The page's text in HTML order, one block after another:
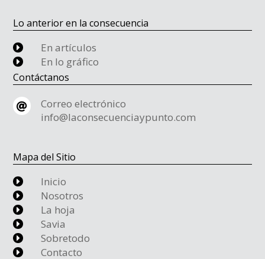
Lo anterior en la consecuencia
E En artículos
E En lo gráfico
Contáctanos

Correo electrónico
info@laconsecuenciaypunto.com
Mapa del Sitio
E Inicio
E Nosotros
E La hoja
E Savia
E Sobretodo
E Contacto